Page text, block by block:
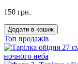
150 грн.
Додати в кошик
Топ продажів